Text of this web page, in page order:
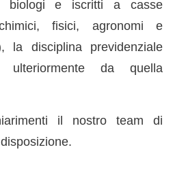
biologi e iscritti a casse
fisici, agronomi e
la disciplina previdenziale
ulteriormente da quella
il nostro team di